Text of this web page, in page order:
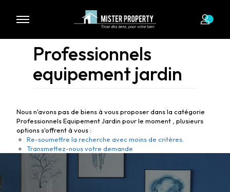
Professionnels
equipement jardin
Nous n'avons pas de biens à vous proposer dans la catégorie
Professionnels Equipement Jardin pour le moment , plusieurs
options s'offrent à vous :
Re-soumettre la recherche avec moins de critères.
Transmettez-nous votre demande